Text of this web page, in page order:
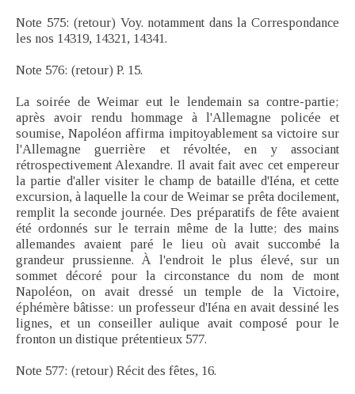
Note 575: (retour) Voy. notamment dans la Correspondance
les nos 14319, 14321, 14341.
Note 576: (retour) P. 15.
La soirée de Weimar eut le lendemain sa contre-partie;
après avoir rendu hommage à l'Allemagne policée et
soumise, Napoléon affirma impitoyablement sa victoire sur
l'Allemagne guerrière et révoltée, en y associant
rétrospectivement Alexandre. Il avait fait avec cet empereur
la partie d'aller visiter le champ de bataille d'Iéna, et cette
excursion, à laquelle la cour de Weimar se prêta docilement,
remplit la seconde journée. Des préparatifs de fête avaient
été ordonnés sur le terrain même de la lutte; des mains
allemandes avaient paré le lieu où avait succombé la
grandeur prussienne. À l'endroit le plus élevé, sur un
sommet décoré pour la circonstance du nom de mont
Napoléon, on avait dressé un temple de la Victoire,
éphémère bâtisse: un professeur d'Iéna en avait dessiné les
lignes, et un conseiller aulique avait composé pour le
fronton un distique prétentieux 577.
Note 577: (retour) Récit des fêtes, 16.